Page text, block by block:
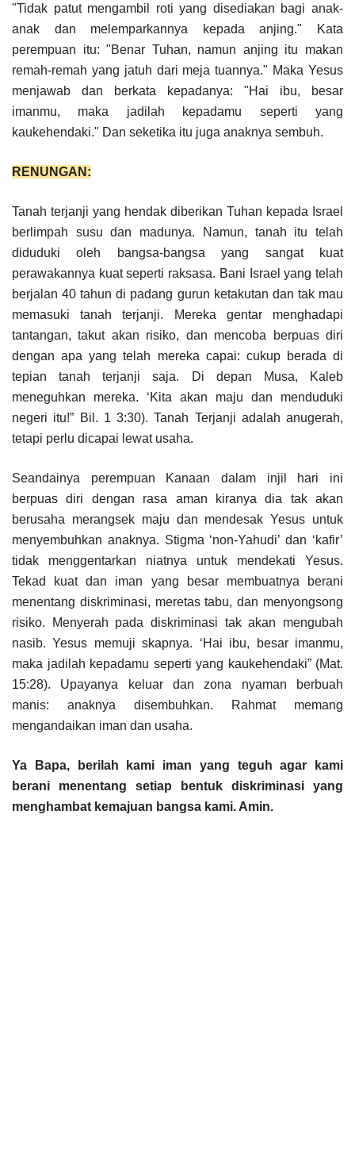
"Tidak patut mengambil roti yang disediakan bagi anak-
anak dan melemparkannya kepada anjing." Kata
perempuan itu: "Benar Tuhan, namun anjing itu makan
remah-remah yang jatuh dari meja tuannya." Maka Yesus
menjawab dan berkata kepadanya: "Hai ibu, besar
imanmu, maka jadilah kepadamu seperti yang
kaukehendaki." Dan seketika itu juga anaknya sembuh.
RENUNGAN:
Tanah terjanji yang hendak diberikan Tuhan kepada Israel
berlimpah susu dan madunya. Namun, tanah itu telah
diduduki oleh bangsa-bangsa yang sangat kuat
perawakannya kuat seperti raksasa. Bani Israel yang telah
berjalan 40 tahun di padang gurun ketakutan dan tak mau
memasuki tanah terjanji. Mereka gentar menghadapi
tantangan, takut akan risiko, dan mencoba berpuas diri
dengan apa yang telah mereka capai: cukup berada di
tepian tanah terjanji saja. Di depan Musa, Kaleb
meneguhkan mereka. ‘Kita akan maju dan menduduki
negeri itu!” Bil. 1 3:30). Tanah Terjanji adalah anugerah,
tetapi perlu dicapai lewat usaha.
Seandainya perempuan Kanaan dalam injil hari ini
berpuas diri dengan rasa aman kiranya dia tak akan
berusaha merangsek maju dan mendesak Yesus untuk
menyembuhkan anaknya. Stigma ‘non-Yahudi’ dan ‘kafir’
tidak menggentarkan niatnya untuk mendekati Yesus.
Tekad kuat dan iman yang besar membuatnya berani
menentang diskriminasi, meretas tabu, dan menyongsong
risiko. Menyerah pada diskriminasi tak akan mengubah
nasib. Yesus memuji skapnya. ‘Hai ibu, besar imanmu,
maka jadilah kepadamu seperti yang kaukehendaki” (Mat.
15:28). Upayanya keluar dan zona nyaman berbuah
manis: anaknya disembuhkan. Rahmat memang
mengandaikan iman dan usaha.
Ya Bapa, berilah kami iman yang teguh agar kami
berani menentang setiap bentuk diskriminasi yang
menghambat kemajuan bangsa kami. Amin.